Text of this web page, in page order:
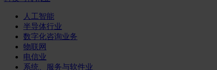
人工智能
半导体行业
数字化咨询业务
物联网
电信业
系统、服务与软件业